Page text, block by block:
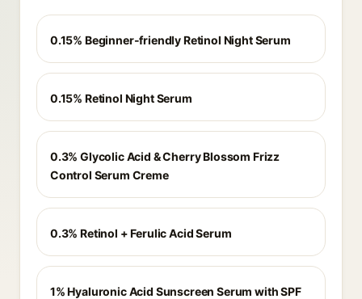
0.15% Beginner-friendly Retinol Night Serum
0.15% Retinol Night Serum
0.3% Glycolic Acid & Cherry Blossom Frizz
Control Serum Creme
0.3% Retinol + Ferulic Acid Serum
1% Hyaluronic Acid Sunscreen Serum with SPF